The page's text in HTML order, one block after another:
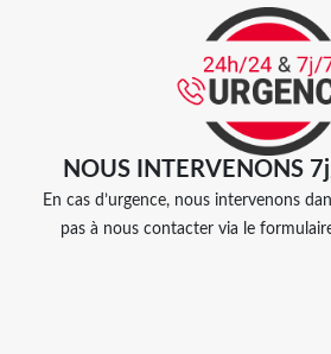
NOUS INTERVENONS
En cas d’urgence, nous intervenons
pas à nous contacter via le